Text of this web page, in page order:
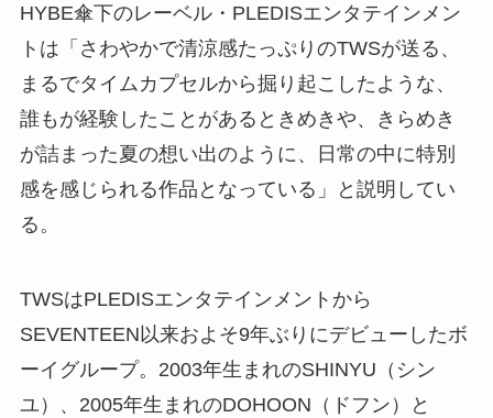
HYBE傘下のレーベル・PLEDISエンタテインメン
トは「さわやかで清涼感たっぷりのTWSが送る、
まるでタイムカプセルから掘り起こしたような、
誰もが経験したことがあるときめきや、きらめき
が詰まった夏の想い出のように、日常の中に特別
感を感じられる作品となっている」と説明してい
る。
TWSはPLEDISエンタテインメントから
SEVENTEEN以来およそ9年ぶりにデビューしたボ
ーイグループ。2003年生まれのSHINYU（シン
ユ）、2005年生まれのDOHOON（ドフン）と